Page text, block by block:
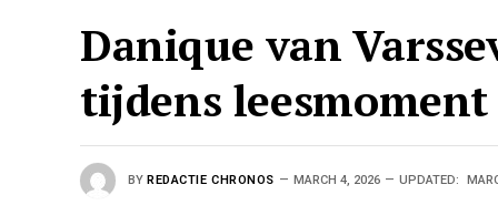
Danique van
tijdens leesmoment
BY REDACTIE CHRONOS MARCH 4, 2026 UPDATED: